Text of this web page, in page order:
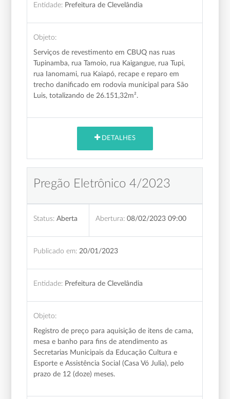
Entidade: Prefeitura de Clevelândia
Objeto:
Serviços de revestimento em CBUQ nas ruas
Tupinamba, rua Tamoio, rua Kaigangue, rua Tupi,
rua Ianomami, rua Kaiapó, recape e reparo em
trecho danificado em rodovia municipal para São
Luis, totalizando de 26.151,32m².
DETALHES
Pregão Eletrônico 4/2023
Status: Aberta Abertura: 08/02/2023 09:00
Publicado em: 20/01/2023
Entidade: Prefeitura de Clevelândia
Objeto:
Registro de preço para aquisição de itens de cama,
mesa e banho para fins de atendimento as
Secretarias Municipais da Educação Cultura e
Esporte e Assistência Social (Casa Vó Julia), pelo
prazo de 12 (doze) meses.